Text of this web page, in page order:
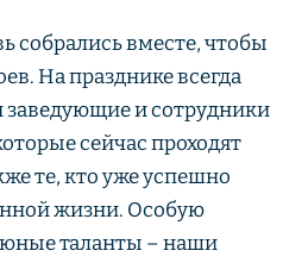
собрались вместе, чтобы
На празднике всегда
и сотрудники
сейчас проходят
те, кто уже успешно
жизни. Особую
таланты – наши